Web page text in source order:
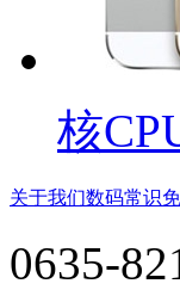
核
关于我们数码常识
0635-